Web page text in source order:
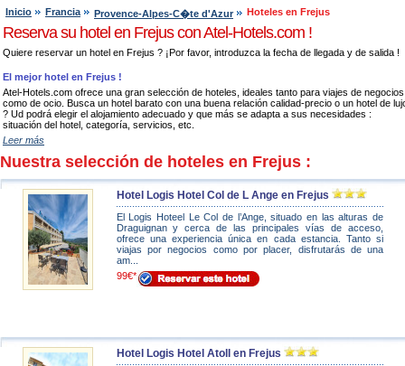
Inicio Francia Provence-Alpes-C�te d'Azur Hoteles en Frejus
Reserva su hotel en Frejus con Atel-Hotels.com !
Quiere reservar un hotel en Frejus ? ¡Por favor, introduzca la fecha de llegada y de salida !
El mejor hotel en Frejus !
Atel-Hotels.com ofrece una gran selección de hoteles, ideales tanto para viajes de negocios
como de ocio. Busca un hotel barato con una buena relación calidad-precio o un hotel de
? Ud podrá elegir el alojamiento adecuado y que más se adapta a sus necesidades :
situación del hotel, categoría, servicios, etc.
Leer más
Nuestra selección de hoteles en Frejus :
Hotel Logis Hotel Col de L Ange en Frejus
El Logis Hoteel Le Col de l’Ange, situado en las alturas de
Draguignan y cerca de las principales vías de acceso,
ofrece una experiencia única en cada estancia. Tanto si
viajas por negocios como por placer, disfrutarás de una
am...
99€*
Hotel Logis Hotel Atoll en Frejus